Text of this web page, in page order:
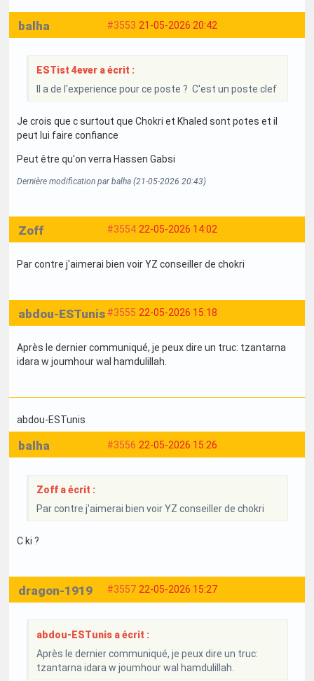
#3553 21-05-2026 20:42
balha
ESTist 4ever a écrit :
Il a de l'experience pour ce poste ? C'est un poste clef
Je crois que c surtout que Chokri et Khaled sont potes et il
peut lui faire confiance
Peut être qu'on verra Hassen Gabsi
Dernière modification par balha (21-05-2026 20:43)
#3554 22-05-2026 14:02
Zoff
Par contre j'aimerai bien voir YZ conseiller de chokri
#3555 22-05-2026 15:18
abdou-ESTunis
Après le dernier communiqué, je peux dire un truc: tzantarna
idara w joumhour wal hamdulillah.
abdou-ESTunis
#3556 22-05-2026 15:26
balha
Zoff a écrit :
Par contre j'aimerai bien voir YZ conseiller de chokri
C ki ?
#3557 22-05-2026 15:27
dragon-1919
abdou-ESTunis a écrit :
Après le dernier communiqué, je peux dire un truc:
tzantarna idara w joumhour wal hamdulillah.